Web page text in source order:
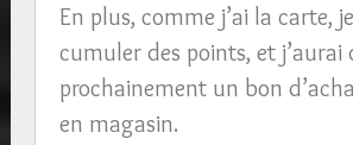
En plus, comme j’ai la carte,
cumuler des points, et j’aurai
prochainement un bon
en magasin.